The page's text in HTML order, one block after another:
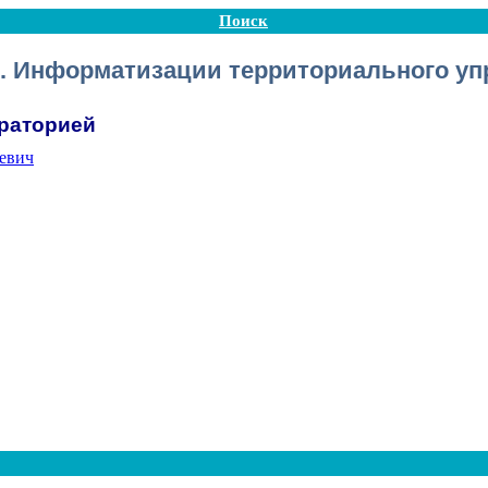
Поиск
Информатизации территориального